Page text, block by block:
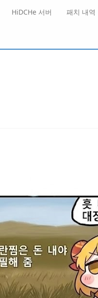
HiDCHe 서버 패치 내역